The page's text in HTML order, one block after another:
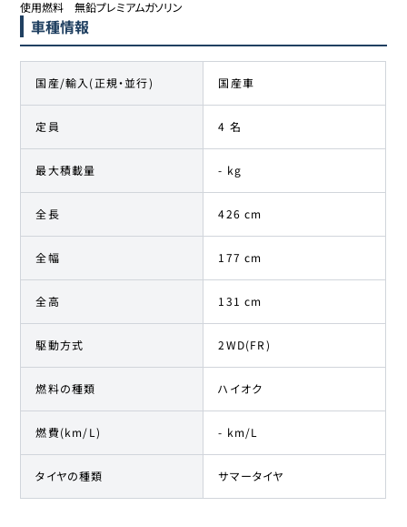
使用燃料	無鉛プレミアムガソリン
車種情報
国産/輸入(正規・並行) 国産車
定員 4 名
最大積載量 - kg
全長 426 cm
全幅 177 cm
全高 131 cm
駆動方式 2WD(FR)
燃料の種類 ハイオク
燃費(km/L) - km/L
タイヤの種類 サマータイヤ